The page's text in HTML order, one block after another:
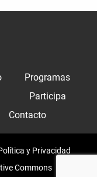
Programas
Participa
Contacto
y Privacidad
Commons